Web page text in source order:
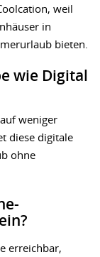
weil
in
bieten.
wie Digital
weniger
diese digitale
ohne
erreichbar,